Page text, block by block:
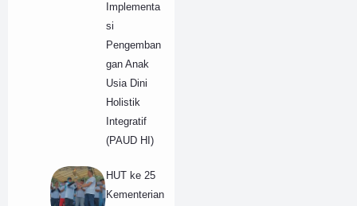
Implementa
si
Pengemban
gan Anak
Usia Dini
Holistik
Integratif
(PAUD HI)
HUT ke 25
Kementerian